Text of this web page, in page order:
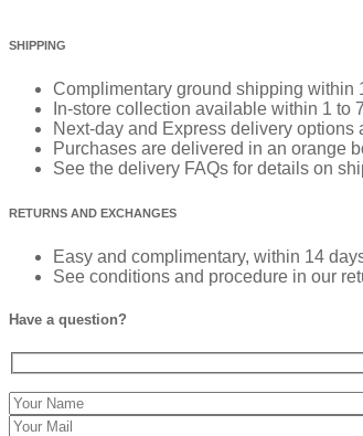
SHIPPING
Complimentary ground shipping within
In-store collection available within 1 to
Next-day and Express delivery options
Purchases are delivered in an orange
See the delivery FAQs for details on
RETURNS AND EXCHANGES
Easy and complimentary, within 14
See conditions and procedure in our
Have a question?